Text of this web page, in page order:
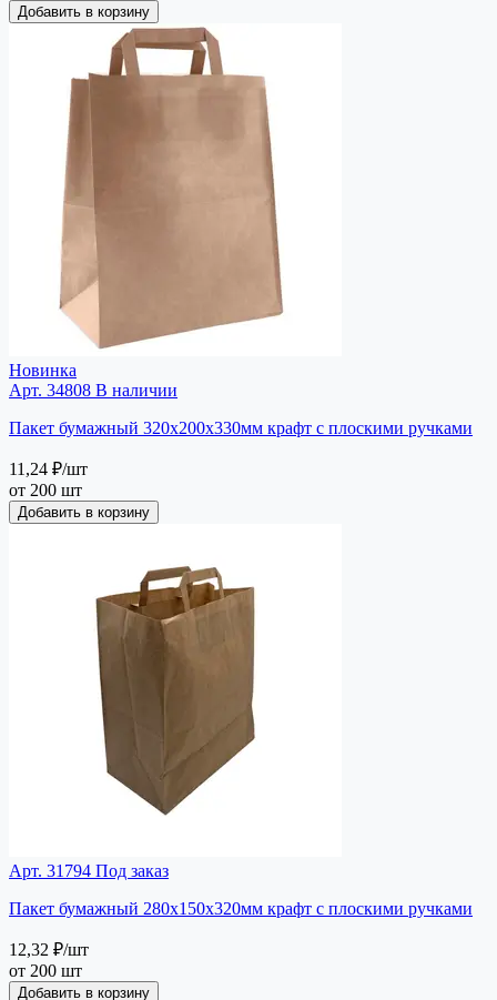
Добавить в корзину
Новинка
Арт. 34808 В наличии
Пакет бумажный 320х200х330мм крафт с плоскими ручками
11,24 ₽/шт
от 200 шт
Добавить в корзину
Арт. 31794 Под заказ
Пакет бумажный 280х150х320мм крафт с плоскими ручками
12,32 ₽/шт
от 200 шт
Добавить в корзину